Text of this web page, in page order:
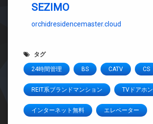
SEZIMO
orchidresidencemaster.cloud
タグ
24時間管理 BS CATV CS
REIT系ブランドマンション TVドアホン
インターネット無料 エレベーター